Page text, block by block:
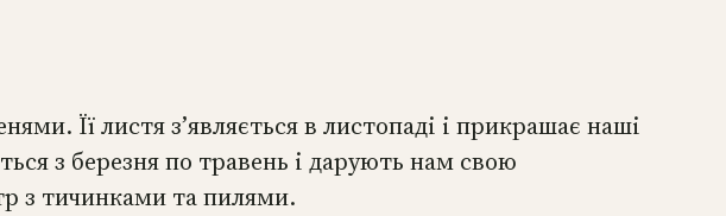
Її листя з’являється в листопаді і прикрашає наші
з березня по травень і дарують нам свою
з тичинками та пилями.